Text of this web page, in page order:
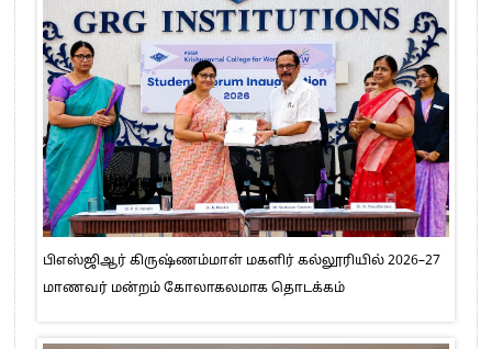
பிஎஸ்ஜிஆர் கிருஷ்ணம்மாள் மகளிர் கல்லூரியில் 2026–27
மாணவர் மன்றம் கோலாகலமாக தொடக்கம்